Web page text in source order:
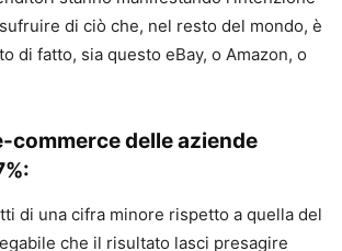
di ciò che, nel resto del mondo, è
di fatto, sia questo eBay, o Amazon, o
commerce delle aziende
di una cifra minore rispetto a quella del
che il risultato lasci presagire